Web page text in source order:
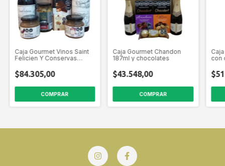
Caja Gourmet Vinos Saint
Felicien Y Conservas
$84.305,00
Caja Gourmet Chandon
187ml y chocolates
$43.548,00
con